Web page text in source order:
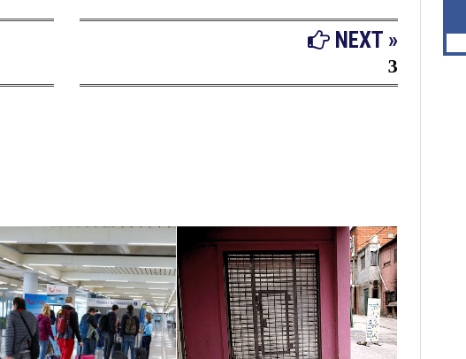
NEXT »
3